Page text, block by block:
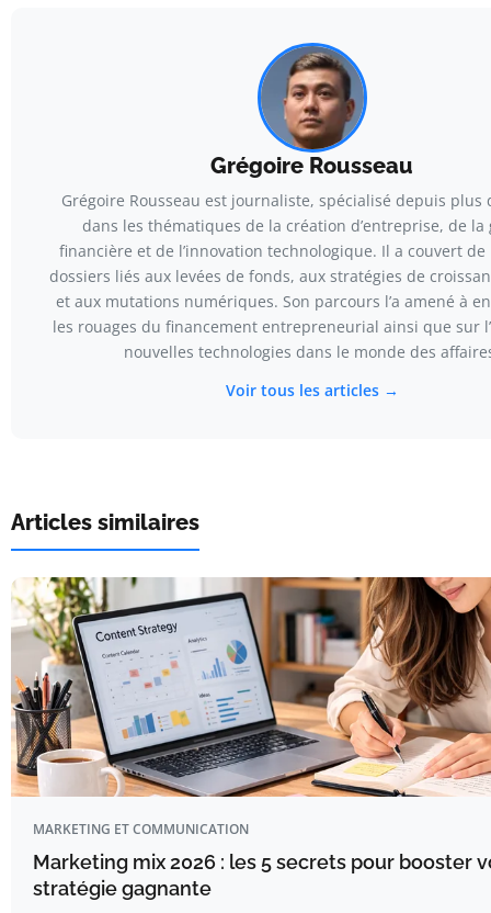
Grégoire Rousseau
Grégoire Rousseau est journaliste, spécialisé depuis plus
dans les thématiques de la création d’entreprise, de la
financière et de l’innovation technologique. Il a couvert
dossiers liés aux levées de fonds, aux stratégies de
et aux mutations numériques. Son parcours l’a amené à
les rouages du financement entrepreneurial ainsi que sur
nouvelles technologies dans le monde des
Voir tous les articles →
Articles similaires
MARKETING ET COMMUNICATION
Marketing mix 2026 : les 5 secrets pour booster
stratégie gagnante